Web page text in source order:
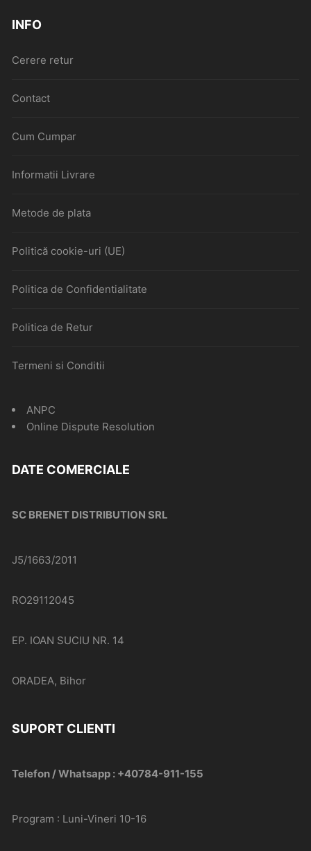
INFO
Cerere retur
Contact
Cum Cumpar
Informatii Livrare
Metode de plata
Politică cookie-uri (UE)
Politica de Confidentialitate
Politica de Retur
Termeni si Conditii
ANPC
Online Dispute Resolution
DATE COMERCIALE
SC BRENET DISTRIBUTION SRL
J5/1663/2011
RO29112045
EP. IOAN SUCIU NR. 14
ORADEA, Bihor
SUPORT CLIENTI
Telefon / Whatsapp : +40784-911-155
Program : Luni-Vineri 10-16